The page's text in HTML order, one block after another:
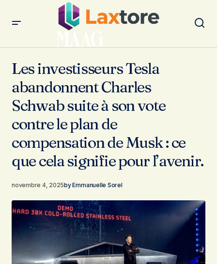
suite à son vote contre le plan de compensation de Musk :
ce que cela signifie pour l’avenir.
Les investisseurs Tesla
abandonnent Charles
Schwab suite à son vote
contre le plan de
compensation de Musk : ce
que cela signifie pour l’avenir.
novembre 4, 2025byEmmanuelle Sorel